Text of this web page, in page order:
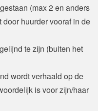
(max 2 en anders
huurder vooraf in de
te zijn (buiten het
wordt verhaald op de
is voor zijn/haar